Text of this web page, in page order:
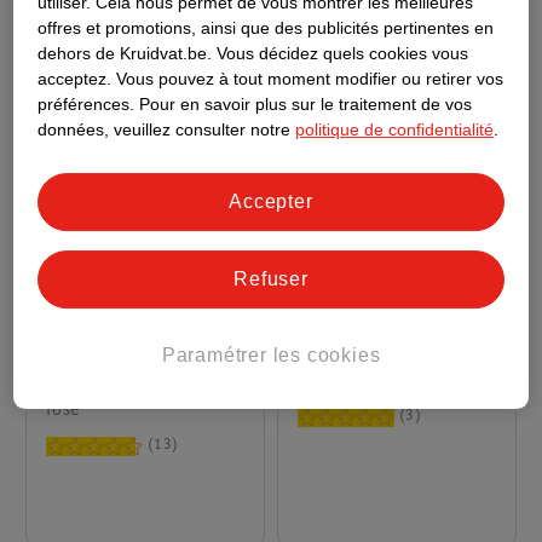
Fujifilm Appareil Photo
rose
89.
13
Fujifilm Pack
Mini 11 Sky Blue
99.
3
offres et promotions, ainsi que des publicités pertinentes en
dehors de Kruidvat.be. Vous décidez quels cookies vous
acceptez. Vous pouvez à tout moment modifier ou retirer vos
préférences. Pour en savoir plus sur le traitement de vos
données, veuillez consulter notre politique de confidentialité
Paramétrer les cookies
Refuser
Accepter